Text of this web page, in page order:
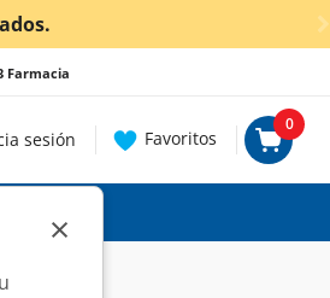
Farmacia
×
sesión Favoritos
0